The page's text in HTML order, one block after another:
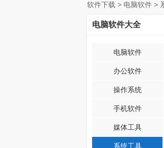
软件下载 > 电脑软件 >
电脑软件大全
电脑软件
办公软件
操作系统
手机软件
媒体工具
系统工具